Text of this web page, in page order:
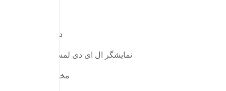
دارد
نمایشگر ال ای دی لمسی
مخفی